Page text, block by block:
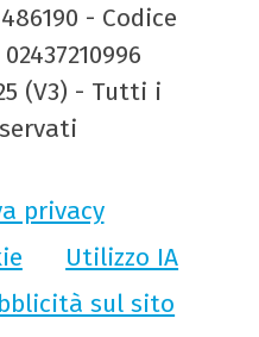
- Codice
(V3) - Tutti i
privacy
Utilizzo IA
sul sito